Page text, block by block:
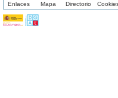
Enlaces Mapa Directorio